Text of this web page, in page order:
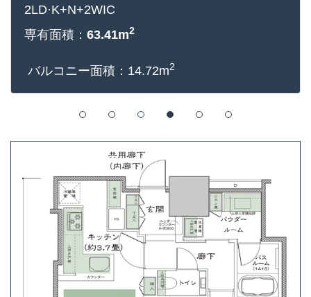
2LD·K+N+2WIC
専有面積： 63.41m2
バルコニー面積：14.72m2